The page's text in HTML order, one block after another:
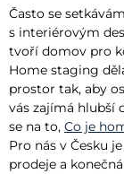
Často se
s interiérovým
tvoří domov pro
Home staging
prostor tak, aby
vás zajímá hlubší
se na to, Co je
Pro nás v Česku
prodeje a